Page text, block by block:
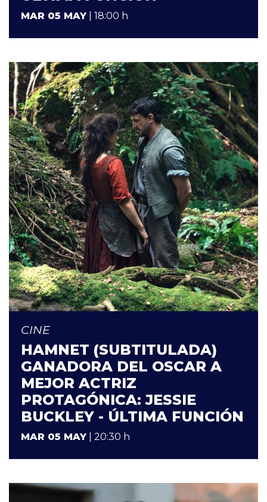
MAR 05 MAY| 18:00 h
CINE
HAMNET (SUBTITULADA)
GANADORA DEL OSCAR A
MEJOR ACTRIZ
PROTAGÓNICA: JESSIE
BUCKLEY - ÚLTIMA FUNCIÓN
MAR 05 MAY| 20:30 h